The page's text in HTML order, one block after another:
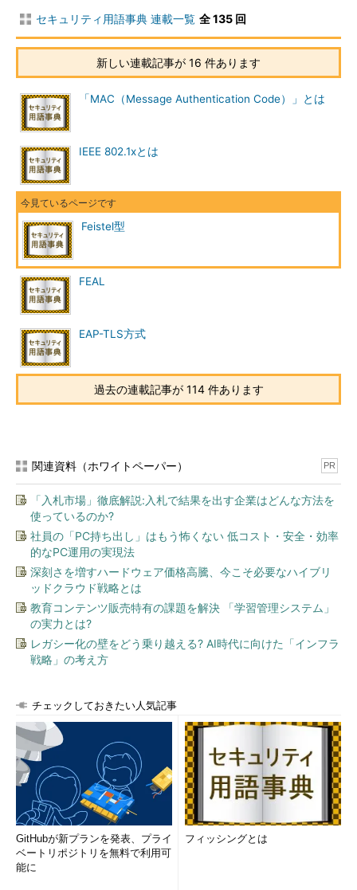
セキュリティ用語事典 連載一覧 全 135 回
新しい連載記事が 16 件あります
「MAC（Message Authentication Code）」とは
IEEE 802.1xとは
Feistel型
FEAL
EAP-TLS方式
過去の連載記事が 114 件あります
関連資料（ホワイトペーパー） PR
「入札市場」徹底解説:入札で結果を出す企業はどんな方法を
使っているのか?
社員の「PC持ち出し」はもう怖くない 低コスト・安全・効率
的なPC運用の実現法
深刻さを増すハードウェア価格高騰、今こそ必要なハイブリ
ッドクラウド戦略とは
教育コンテンツ販売特有の課題を解決 「学習管理システム」
の実力とは?
レガシー化の壁をどう乗り越える? AI時代に向けた「インフラ
戦略」の考え方
チェックしておきたい人気記事
GitHubが新プランを発表、プライ
ベートリポジトリを無料で利用可
能に
フィッシングとは